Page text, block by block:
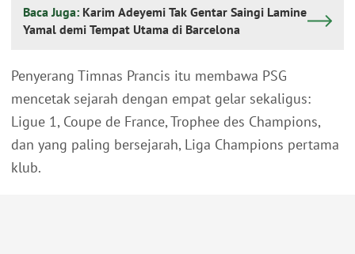
Baca Juga: Karim Adeyemi Tak Gentar Saingi Lamine
Yamal demi Tempat Utama di Barcelona
Penyerang Timnas Prancis itu membawa PSG
mencetak sejarah dengan empat gelar sekaligus:
Ligue 1, Coupe de France, Trophee des Champions,
dan yang paling bersejarah, Liga Champions pertama
klub.